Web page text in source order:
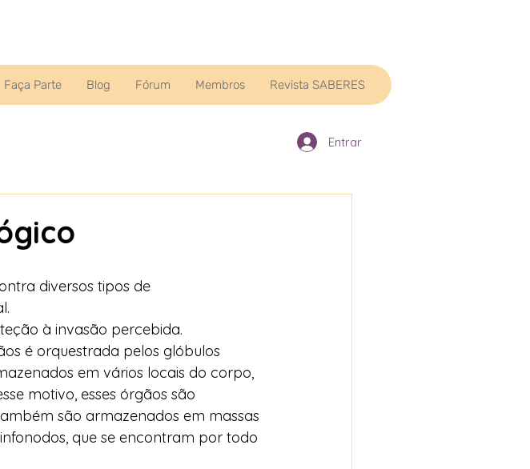
Faça Parte Blog Fórum Membros Revista SABERES
Entrar
diversos tipos de
à invasão percebida.
é orquestrada pelos glóbulos
em vários locais do corpo,
motivo, esses órgãos são
são armazenados em massas
que se encontram por todo